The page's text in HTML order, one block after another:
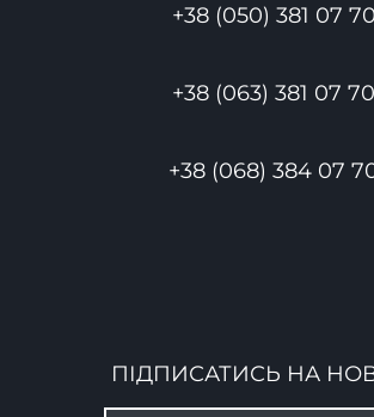
+38 (050) 381 07 70
+38 (063) 381 07 70
+38 (068) 384 07
ПІДПИСАТИСЬ НА